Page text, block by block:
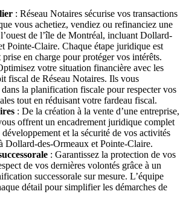
: Réseau Notaires sécurise vos transactions
vous achetiez, vendiez ou refinanciez une
de l’île de Montréal, incluant Dollard-
Pointe-Claire. Chaque étape juridique est
prise en charge pour protéger vos intérêts.
votre situation financière avec les
fiscal de Réseau Notaires. Ils vous
la planification fiscale pour respecter vos
tout en réduisant votre fardeau fiscal.
: De la création à la vente d’une entreprise,
offrent un encadrement juridique complet
et la sécurité de vos activités
Dollard-des-Ormeaux et Pointe-Claire.
: Garantissez la protection de vos
de vos dernières volontés grâce à un
successorale sur mesure. L’équipe
détail pour simplifier les démarches de